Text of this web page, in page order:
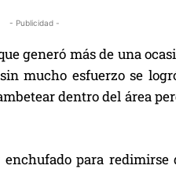
- Publicidad -
generó más de una
mucho esfuerzo se
dentro del área
para